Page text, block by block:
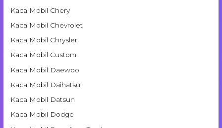
Kaca Mobil Chery
Kaca Mobil Chevrolet
Kaca Mobil Chrysler
Kaca Mobil Custom
Kaca Mobil Daewoo
Kaca Mobil Daihatsu
Kaca Mobil Datsun
Kaca Mobil Dodge